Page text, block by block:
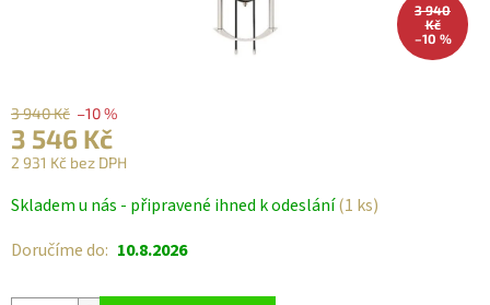
3 940
Kč
–10 %
3 940 Kč –10 %
3 546 Kč
2 931 Kč bez DPH
cena:
Skladem u nás - připravené ihned k odeslání(1 ks)
Doručíme do: 10.8.2026